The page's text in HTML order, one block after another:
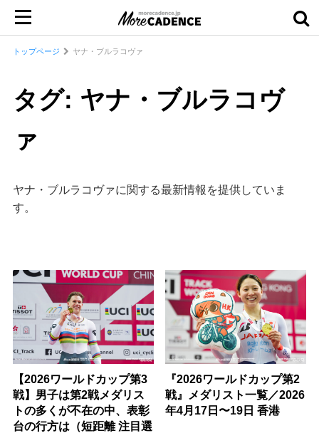
トップページ ヤナ・ブルラコヴァ
タグ: ヤナ・ブルラコヴ
ァ
ヤナ・ブルラコヴァに関する最新情報を提供していま
す。
【2026ワールドカップ第3
戦】男子は第2戦メダリス
トの多くが不在の中、表彰
台の行方は（短距離 注目選
『2026ワールドカップ第2
戦』メダリスト一覧／2026
年4月17日〜19日 香港